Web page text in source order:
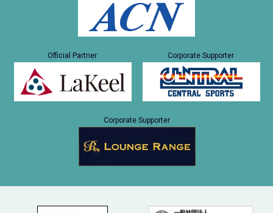
Official Partner Corporate Supporter
Corporate Supporter